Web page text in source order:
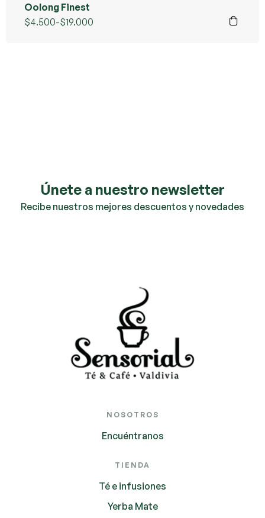
Oolong Finest
$4.500-$19.000
Únete a nuestro newsletter
Recibe nuestros mejores descuentos y novedades
NOSOTROS
Encuéntranos
TIENDA
Té e infusiones
Yerba Mate